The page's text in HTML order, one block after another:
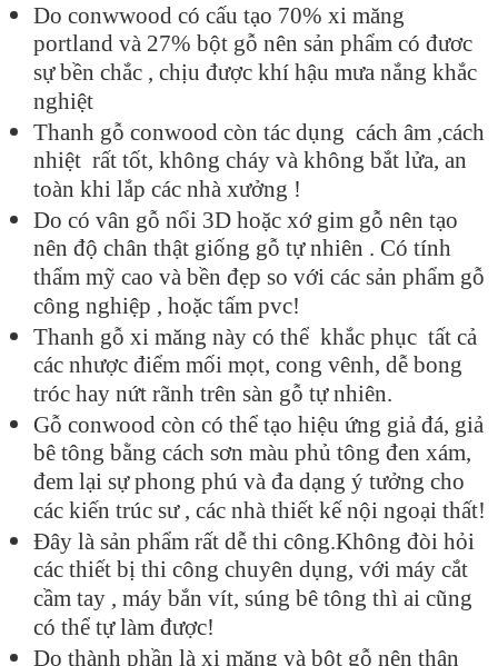
Do conwwood có cấu tạo 70% xi măng
portland và 27% bột gỗ nên sản phẩm có đươc
sự bền chắc , chịu được khí hậu mưa nắng khắc
nghiệt
Thanh gỗ conwood còn tác dụng cách âm ,cách
nhiệt rất tốt, không cháy và không bắt lửa, an
toàn khi lắp các nhà xưởng !
Do có vân gỗ nổi 3D hoặc xớ gim gỗ nên tạo
nên độ chân thật giống gỗ tự nhiên . Có tính
thẩm mỹ cao và bền đẹp so với các sản phẩm gỗ
công nghiệp , hoặc tấm pvc!
Thanh gỗ xi măng này có thể khắc phục tất cả
các nhược điểm mối mọt, cong vênh, dễ bong
tróc hay nứt rãnh trên sàn gỗ tự nhiên.
Gỗ conwood còn có thể tạo hiệu ứng giả đá, giả
bê tông bằng cách sơn màu phủ tông đen xám,
đem lại sự phong phú và đa dạng ý tưởng cho
các kiến trúc sư , các nhà thiết kế nội ngoại thất!
Đây là sản phẩm rất dễ thi công.Không đòi hỏi
các thiết bị thi công chuyên dụng, với máy cắt
cầm tay , máy bắn vít, súng bê tông thì ai cũng
có thể tự làm được!
Do thành phần là xi măng và bột gỗ nên thân